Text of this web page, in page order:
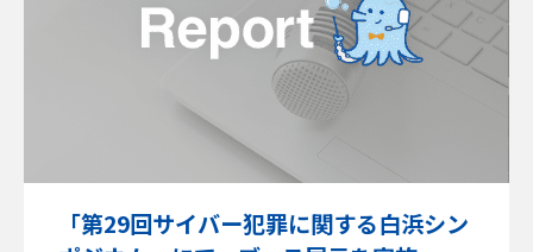
「第29回サイバー犯罪に関する白浜シン